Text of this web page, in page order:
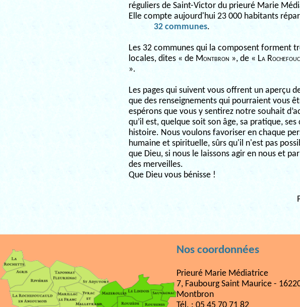
réguliers de Saint-Victor du prieuré Marie
Elle compte aujourd'hui 23 000 habitants
32 communes.
Les 32 communes qui la composent forment
locales, dites « de Montbron », de « La
».
Les pages qui suivent vous offrent un aperçu
que des renseignements qui pourraient vous
espérons que vous y sentirez notre souhait
qu’il est, quelque soit son âge, sa pratique,
histoire. Nous voulons favoriser en chaque
humaine et spirituelle, sûrs qu'il n'est pas
que Dieu, si nous le laissons agir en nous et
des merveilles.
Que Dieu vous bénisse !
Nos coordonnées
Prieuré Marie Médiatrice
7, Faubourg Saint Maurice -
Montbron
Tél. : 05 45 70 71 82